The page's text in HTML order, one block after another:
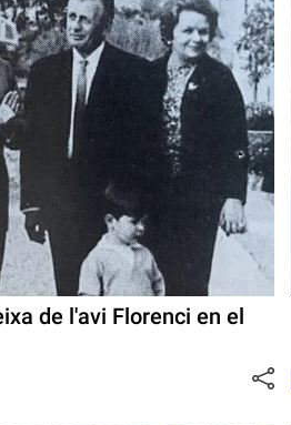
de l'avi Florenci en el